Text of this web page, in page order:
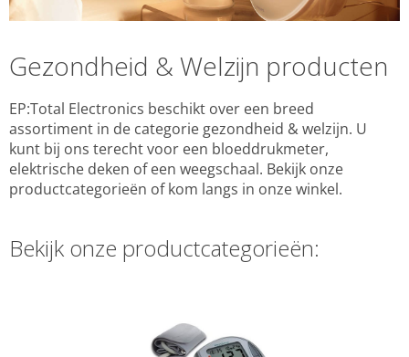
Gezondheid & Welzijn producten
EP:Total Electronics beschikt over een breed
assortiment in de categorie gezondheid & welzijn. U
kunt bij ons terecht voor een bloeddrukmeter,
elektrische deken of een weegschaal. Bekijk onze
productcategorieën of kom langs in onze winkel.
Bekijk onze productcategorieën: